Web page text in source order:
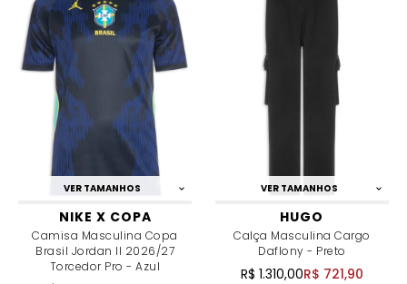
VER TAMANHOS
NIKE X COPA
Camisa Masculina Copa
Brasil Jordan II 2026/27
Torcedor Pro - Azul
VER TAMANHOS
HUGO
Calça Masculina Cargo
Daflony - Preto
R$ 1.310,00R$ 721,90